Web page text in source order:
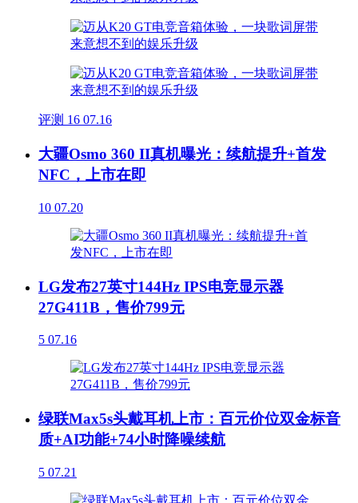
评测 16 07.16
大疆Osmo 360 II真机曝光：续航提升+首发
NFC，上市在即
10 07.20
LG发布27英寸144Hz IPS电竞显示器
27G411B，售价799元
5 07.16
绿联Max5s头戴耳机上市：百元价位双金标音
质+AI功能+74小时降噪续航
5 07.21